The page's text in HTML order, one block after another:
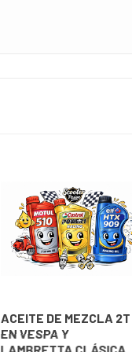
ACEITE DE MEZCLA 2T
EN VESPA Y